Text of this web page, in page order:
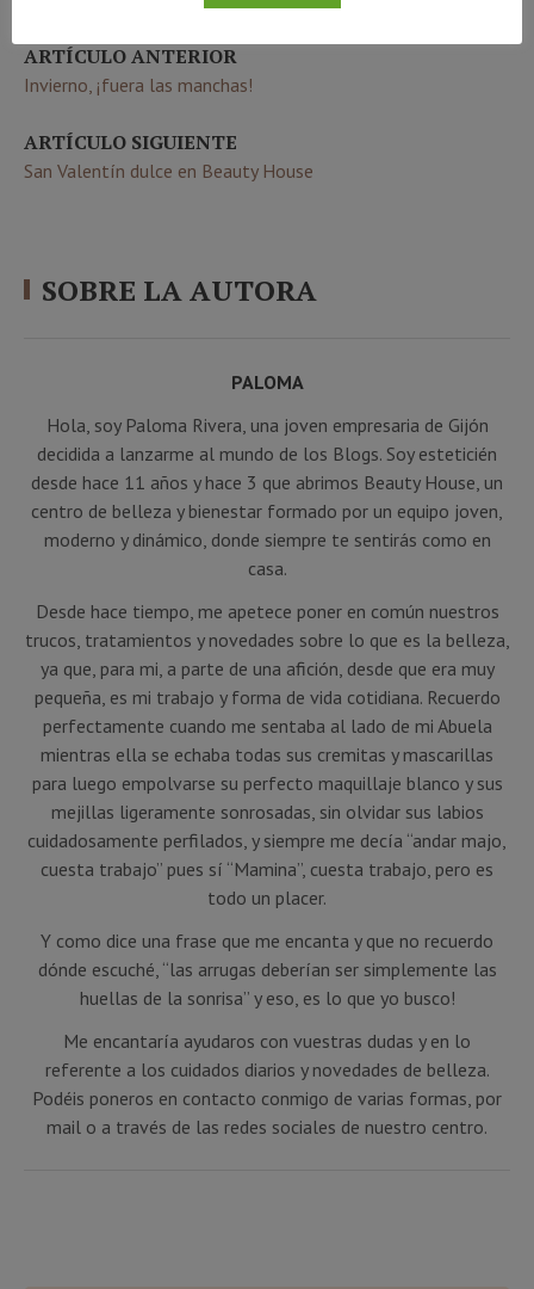
ARTÍCULO ANTERIOR
Invierno, ¡fuera las manchas!
ARTÍCULO SIGUIENTE
San Valentín dulce en Beauty House
SOBRE LA AUTORA
PALOMA
Hola, soy Paloma Rivera, una joven empresaria de Gijón
decidida a lanzarme al mundo de los Blogs. Soy esteticién
desde hace 11 años y hace 3 que abrimos Beauty House, un
centro de belleza y bienestar formado por un equipo joven,
moderno y dinámico, donde siempre te sentirás como en
casa.
Desde hace tiempo, me apetece poner en común nuestros
trucos, tratamientos y novedades sobre lo que es la belleza,
ya que, para mi, a parte de una afición, desde que era muy
pequeña, es mi trabajo y forma de vida cotidiana. Recuerdo
perfectamente cuando me sentaba al lado de mi Abuela
mientras ella se echaba todas sus cremitas y mascarillas
para luego empolvarse su perfecto maquillaje blanco y sus
mejillas ligeramente sonrosadas, sin olvidar sus labios
cuidadosamente perfilados, y siempre me decía “andar majo,
cuesta trabajo” pues sí “Mamina”, cuesta trabajo, pero es
todo un placer.
Y como dice una frase que me encanta y que no recuerdo
dónde escuché, “las arrugas deberían ser simplemente las
huellas de la sonrisa” y eso, es lo que yo busco!
Me encantaría ayudaros con vuestras dudas y en lo
referente a los cuidados diarios y novedades de belleza.
Podéis poneros en contacto conmigo de varias formas, por
mail o a través de las redes sociales de nuestro centro.